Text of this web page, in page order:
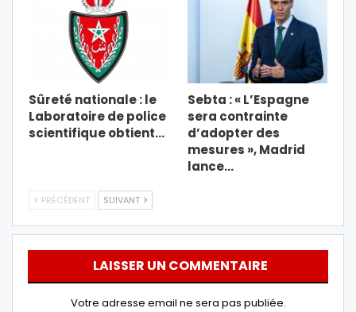
Sûreté nationale : le
Laboratoire de police
scientifique obtient…
Sebta : « L’Espagne
sera contrainte
d’adopter des
mesures », Madrid
lance…
PRÉCÉDENT SUIVANT
LAISSER UN COMMENTAIRE
Votre adresse email ne sera pas publiée.